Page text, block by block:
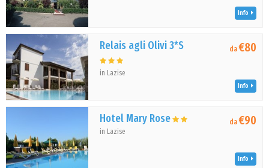
Info
Relais agli Olivi 3*S
in Lazise
da€80
Info
Hotel Mary Rose
in Lazise
da€90
Info